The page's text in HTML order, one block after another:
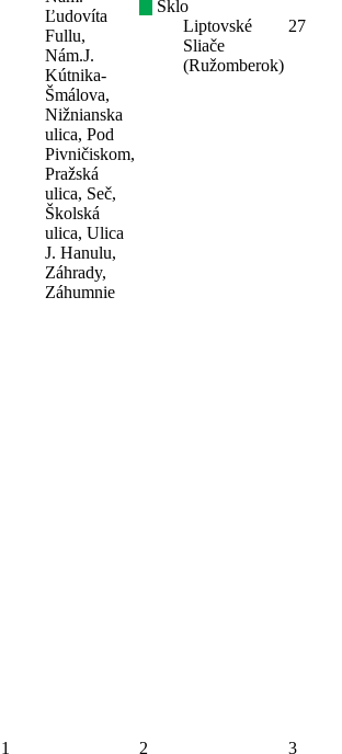
Ľudovíta
Fullu,
Nám.J.
Kútnika-
Šmálova,
Nižnianska
ulica, Pod
Pivničiskom,
Pražská
ulica, Seč,
Školská
ulica, Ulica
J. Hanulu,
Záhrady,
Záhumnie
Sklo
Liptovské
Sliače
(Ružomberok)
27
1 2 3